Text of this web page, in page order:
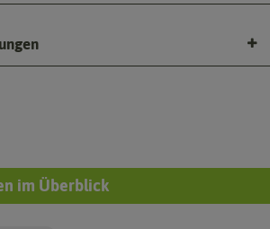
im Überblick